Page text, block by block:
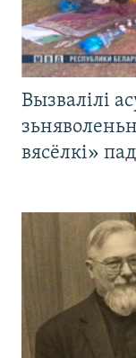
Вызвалілі
вясёлкі»